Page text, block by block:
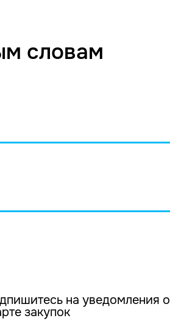
словам
на уведомления о
закупок